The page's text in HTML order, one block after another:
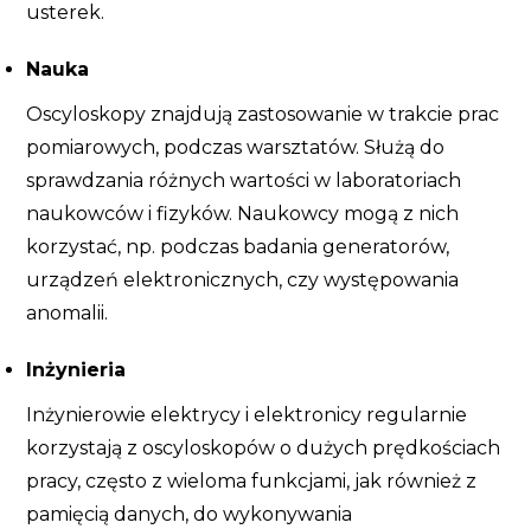
usterek.
Nauka
Oscyloskopy znajdują zastosowanie w trakcie prac
pomiarowych, podczas warsztatów. Służą do
sprawdzania różnych wartości w laboratoriach
naukowców i fizyków. Naukowcy mogą z nich
korzystać, np. podczas badania generatorów,
urządzeń elektronicznych, czy występowania
anomalii.
Inżynieria
Inżynierowie elektrycy i elektronicy regularnie
korzystają z oscyloskopów o dużych prędkościach
pracy, często z wieloma funkcjami, jak również z
pamięcią danych, do wykonywania